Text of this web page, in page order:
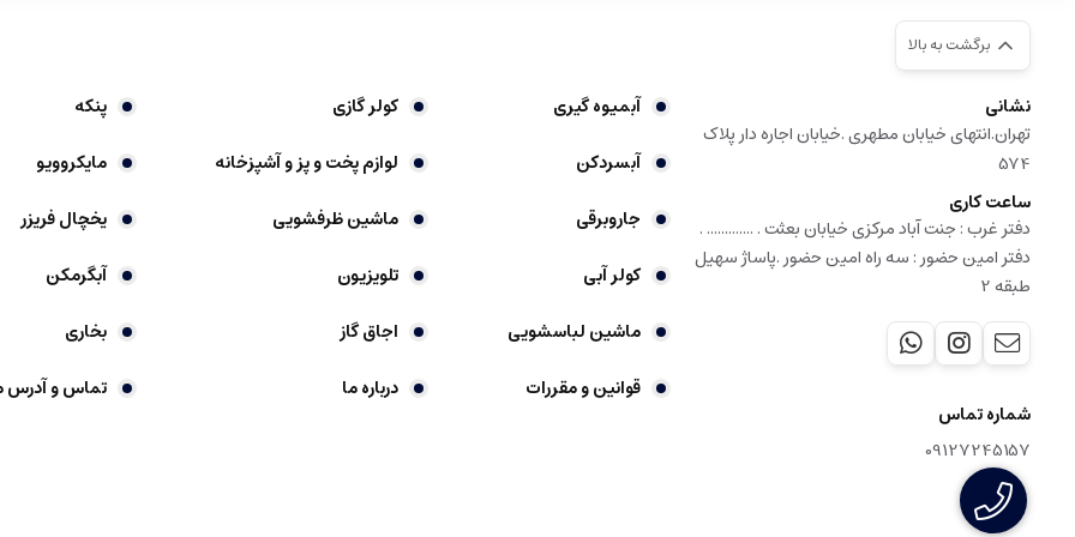
برگشت به بالا
نشانی
تهران.انتهای خیابان مطهری .خیابان اجاره دار پلاک
574
ساعت کاری
دفتر غرب : جنت آباد مرکزی خیابان بعثت . ............. .
دفتر امین حضور : سه راه امین حضور .پاساژ سهیل
طبقه 2
شماره تماس
09127245157
آبمیوه گیری کولر گازی
پنکه
آبسردکن
لوازم پخت و پز و آشپزخانه
مایکروویو
جاروبرقی
ماشین ظرفشویی
یخچال فریزر
کولر آبی
تلویزیون
آبگرمکن
ماشین لباسشویی
اجاق گاز
بخاری
قوانین و مقررات
درباره ما تماس و آدرس